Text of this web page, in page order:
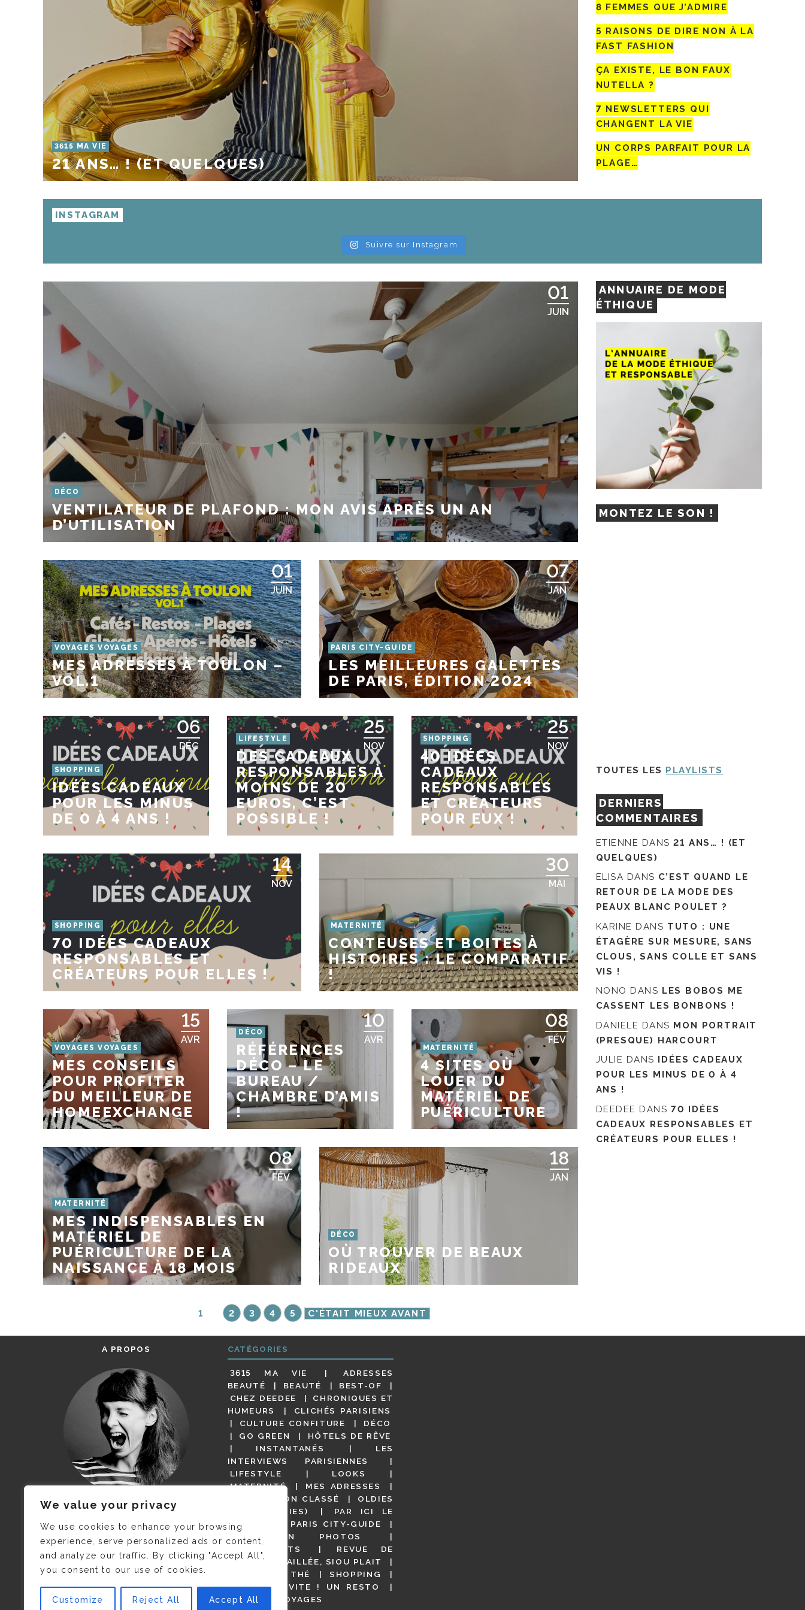
We value your privacy
We use cookies to enhance your browsing
experience, serve personalized ads or content,
and analyze our traffic. By clicking "Accept All",
you consent to our use of cookies.
Customize Reject All Accept All
3615 MA VIE
21 ANS… ! (ET QUELQUES)
8 FEMMES QUE J’ADMIRE
5 RAISONS DE DIRE NON À LA
FAST FASHION
ÇA EXISTE, LE BON FAUX
NUTELLA ?
7 NEWSLETTERS QUI
CHANGENT LA VIE
UN CORPS PARFAIT POUR LA
PLAGE…
INSTAGRAM
Suivre sur Instagram
01
JUIN
DÉCO
VENTILATEUR DE PLAFOND : MON AVIS APRÈS UN AN
D’UTILISATION
01
JUIN
VOYAGES VOYAGES
MES ADRESSES À TOULON –
VOL.1
07
JAN
PARIS CITY-GUIDE
LES MEILLEURES GALETTES
DE PARIS, ÉDITION 2024
06
DÉC
SHOPPING
IDÉES CADEAUX
POUR LES MINUS
DE 0 À 4 ANS !
25
NOV
LIFESTYLE
DES CADEAUX
RESPONSABLES À
MOINS DE 20
EUROS, C’EST
POSSIBLE !
25
NOV
SHOPPING
40 IDÉES
CADEAUX
RESPONSABLES
ET CRÉATEURS
POUR EUX !
14
NOV
SHOPPING
70 IDÉES CADEAUX
RESPONSABLES ET
CRÉATEURS POUR ELLES !
30
MAI
MATERNITÉ
CONTEUSES ET BOITES À
HISTOIRES : LE COMPARATIF
!
15
AVR
VOYAGES VOYAGES
MES CONSEILS
POUR PROFITER
DU MEILLEUR DE
HOMEEXCHANGE
10
AVR
DÉCO
RÉFÉRENCES
DÉCO – LE
BUREAU /
CHAMBRE D’AMIS
!
08
FÉV
MATERNITÉ
4 SITES OÙ
LOUER DU
MATÉRIEL DE
PUÉRICULTURE
08
FÉV
MATERNITÉ
MES INDISPENSABLES EN
MATÉRIEL DE
PUÉRICULTURE DE LA
NAISSANCE À 18 MOIS
18
JAN
DÉCO
OÙ TROUVER DE BEAUX
RIDEAUX
1 2 3 4 5 C'ÉTAIT MIEUX AVANT
ANNUAIRE DE MODE
ÉTHIQUE
MONTEZ LE SON !
TOUTES LES PLAYLISTS
DERNIERS
COMMENTAIRES
ETIENNE DANS21 ANS… ! (ET
QUELQUES)
ELISA DANS C’EST QUAND LE
RETOUR DE LA MODE DES
PEAUX BLANC POULET ?
KARINE DANS TUTO : UNE
ÉTAGÈRE SUR MESURE, SANS
CLOUS, SANS COLLE ET SANS
VIS !
NONO DANS LES BOBOS ME
CASSENT LES BONBONS !
DANIELE DANS MON PORTRAIT
(PRESQUE) HARCOURT
JULIE DANS
IDÉES CADEAUX
POUR LES MINUS DE 0 À 4
ANS !
DEEDEE DANS 70 IDÉES
CADEAUX RESPONSABLES ET
CRÉATEURS POUR ELLES !
A PROPOS
JE M’APPELLE DELPHINE MAIS
C’EST ©CAMILLE COLLIN QUI A
PRIS CETTE PHOTO !
CATÉGORIES
3615 MA VIE
ADRESSES
BEAUTÉ
BEAUTÉ
BEST-OF
CHEZ DEEDEE
CHRONIQUES ET
HUMEURS
CLICHÉS PARISIENS
CULTURE CONFITURE
DÉCO
GO GREEN
HÔTELS DE RÊVE
INSTANTANÉS
LES
INTERVIEWS PARISIENNES
LIFESTYLE
LOOKS
MATERNITÉ
MES ADRESSES
NON CLASSÉ
OLDIES
(BUT GOODIES)
PAR ICI LE
MAGOT !
PARIS CITY-GUIDE
PARIS EN PHOTOS
RESTAURANTS
REVUE DE
PRESSE DÉTAILLÉE, SIOU PLAIT
SALONS DE THÉ
SHOPPING
VIDÉOS
VITE ! UN RESTO
VOYAGES VOYAGES